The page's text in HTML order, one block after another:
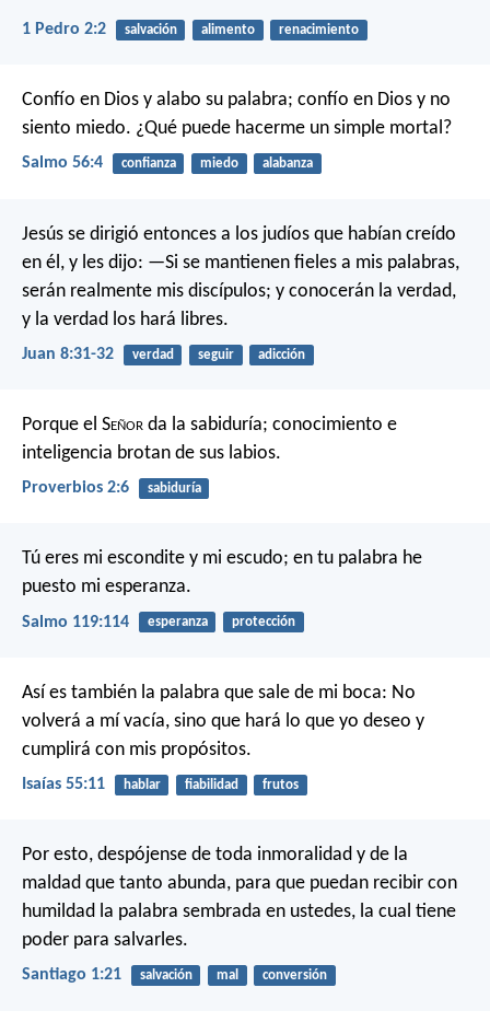
1 Pedro 2:2 salvación alimento renacimiento
Confío en Dios y alabo su palabra; confío en Dios y no
siento miedo. ¿Qué puede hacerme un simple mortal?
Salmo 56:4 confianza miedo alabanza
Jesús se dirigió entonces a los judíos que habían creído
en él, y les dijo: —Si se mantienen fieles a mis palabras,
serán realmente mis discípulos; y conocerán la verdad,
y la verdad los hará libres.
Juan 8:31-32 verdad seguir adicción
Porque el Señor da la sabiduría; conocimiento e
inteligencia brotan de sus labios.
Proverbios 2:6 sabiduría
Tú eres mi escondite y mi escudo; en tu palabra he
puesto mi esperanza.
Salmo 119:114 esperanza protección
Así es también la palabra que sale de mi boca: No
volverá a mí vacía, sino que hará lo que yo deseo y
cumplirá con mis propósitos.
Isaías 55:11 hablar fiabilidad frutos
Por esto, despójense de toda inmoralidad y de la
maldad que tanto abunda, para que puedan recibir con
humildad la palabra sembrada en ustedes, la cual tiene
poder para salvarles.
Santiago 1:21 salvación mal conversión